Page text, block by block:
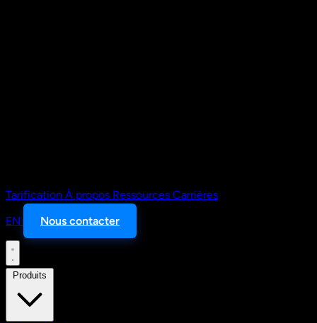
Tarification À propos Ressources Carrières
EN
Nous contacter